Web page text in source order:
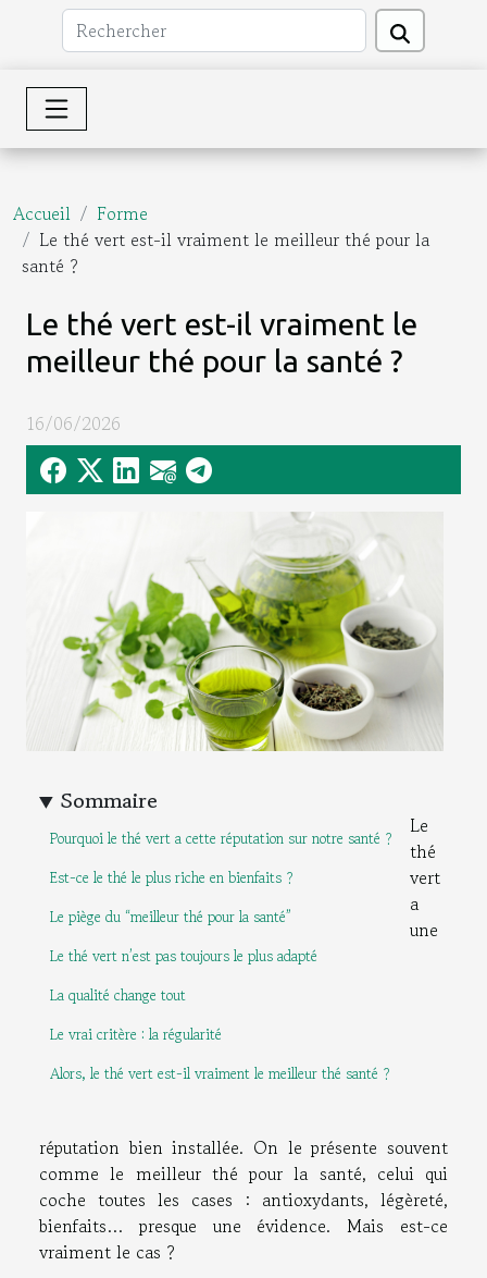
Accueil
Forme
Le thé vert est-il vraiment le meilleur thé pour la
santé ?
Le thé vert est-il vraiment le
meilleur thé pour la santé ?
16/06/2026
Sommaire
Pourquoi le thé vert a cette réputation sur notre santé ?
Est-ce le thé le plus riche en bienfaits ?
Le piège du “meilleur thé pour la santé”
Le thé vert n’est pas toujours le plus adapté
La qualité change tout
Le vrai critère : la régularité
Alors, le thé vert est-il vraiment le meilleur thé santé ?
Le
thé
vert
a
une
réputation bien installée. On le présente souvent
comme le meilleur thé pour la santé, celui qui
coche toutes les cases : antioxydants, légèreté,
bienfaits… presque une évidence. Mais est-ce
vraiment le cas ?